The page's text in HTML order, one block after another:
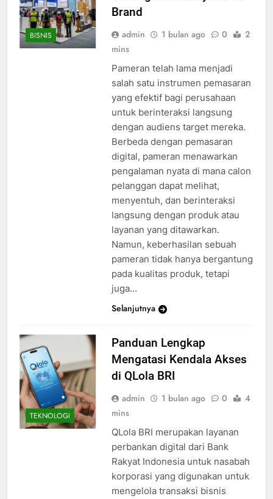
BISNIS
Brand
admin 1 bulan ago 0
2
mins
Pameran telah lama menjadi
salah satu instrumen pemasaran
yang efektif bagi perusahaan
untuk berinteraksi langsung
dengan audiens target mereka.
Berbeda dengan pemasaran
digital, pameran menawarkan
pengalaman nyata di mana calon
pelanggan dapat melihat,
menyentuh, dan berinteraksi
langsung dengan produk atau
layanan yang ditawarkan.
Namun, keberhasilan sebuah
pameran tidak hanya bergantung
pada kualitas produk, tetapi
juga…
Selanjutnya
TEKNOLOGI
Panduan Lengkap
Mengatasi Kendala Akses
di QLola BRI
admin 1 bulan ago 0
4
mins
QLola BRI merupakan layanan
perbankan digital dari Bank
Rakyat Indonesia untuk nasabah
korporasi yang digunakan untuk
mengelola transaksi bisnis